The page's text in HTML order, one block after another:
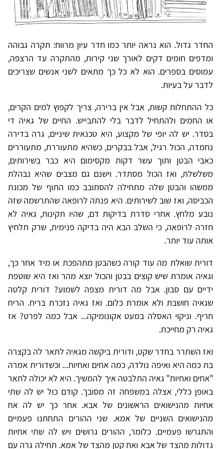
החדר גדול. הוא נראה יותר כמו חדר עיון מרווח: תקרה גבוהה
ומדפים חומים דקים לאורך שני קירות, מהתקרה עד הרצפה,
עמוסים בספרים. הוא לא כל כך מתאים לשני אנשים שצריכים
לדבר על בעיות.
כל ההתחלות קשות, אבל אין ברירה, צריך לקפוץ למים הקרים,
או החמים ולהתחיל לדבר בלי להתבייש. החיים של גאיה די
בסדר. יש לה יופי של מקצוע, היא טכנאית שיניים, גרה בדירה
נחמדה, הכול רגיל, אבל בבקרים, כשהיא מתעוררת, מתעוררים
כאבי הבטן ותוך עשר דקות מקסימום היא כבר בשירותים,
משלשלת, ואז הכול מסתדר. וישנם גם מצבים שהיא נבהלת
ממשהו והבטן שלה מתחילה להסתובב כמו התוף של מכונת
הכביסה, ואז שוב לשירותים. היא פנתה לרופאה שהתרשמה שזה
נובע מלחץ. אחרי סדרת בדיקות דם, שהיו תקינות, גאיה לא
חזרה לרופאה, כי השלב הבא היה בדיקה פנימית, שרק תלחיץ
אותה עוד יותר.
דורית שואלת מה עוד קורה כשהבטן מתהפכת או מיד אחר כך,
וגאיה אומרת שיש קוצים בבטן והכול יוצא מהר ואז היא שוטפת
ידיים עם סבון. אבל מה דורית מצפה לשמוע? דורית קלטה
שגאיה חושבת ולא אומרת כלום. ואז גאיה נזכרת בריח. הריח
חריף. וניקוי האסלה במעט אקונומיקה... אבל כמה לפרט? אז
גאיה רק מחייכת.
ואז השתרר בחדר שקט, ודורית ביקשה מגאיה לתאר לה בקצרה
בת כמה היא ואיפה נולדה, כמה אחים ואחיות... וכשדורית אמרה
"אחים ואחיות" גאיה התלבטה איך להמשיך. היא לא יכולה לתאר
באופן כללי, אצלה במשפחה זה מסובך. קודם כול יש לה שתי
אחיות מהנישואים הראשונים של אבא. אחר כך יש לה אח
מהנישואים השניים של אמא. שני ההורים התחתנו פעמיים
והתגרשו פעמיים. כלומר, ההורים גרושים ויש לה שתי אחיות
גדולות מהצד של אבא ואח קטן מהצד של אמא. תחילה גרה עם